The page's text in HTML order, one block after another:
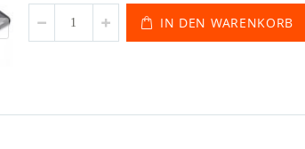
IN DEN WARENKORB